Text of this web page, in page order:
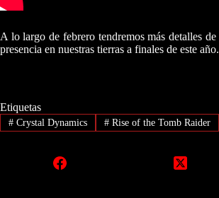
A lo largo de febrero tendremos más detalles de
presencia en nuestras tierras a finales de este año.
Etiquetas
#Crystal Dynamics #Rise of the Tomb Raider